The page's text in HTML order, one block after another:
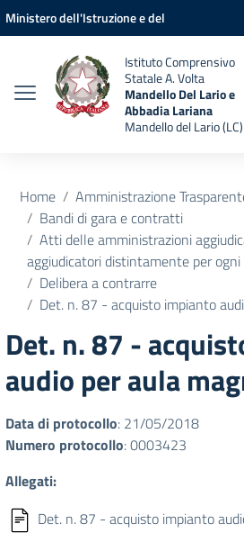
Vai ai contenuti
Vai al menu di navigazione
Vai al footer
Ministero dell'Istruzione e del
Istituto Comprensivo
Statale A. Volta
Mandello Del Lario e
Abbadia Lariana
Mandello del Lario (LC)
Home
Amministrazione
Bandi di gara e contratti
Atti delle amministrazioni
aggiudicatori distintamente per ogni
Delibera a contrarre
Det. n. 87 - acquisto impianto
Det. n. 87 -
audio per aula
Data di protocollo: 21/05/2018
Numero protocollo: 0003423
Allegati:
Det. n. 87 - acquisto impianto